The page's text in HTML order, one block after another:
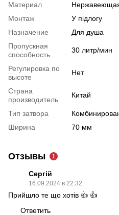
Материал
Монтаж
У підлогу
Назначение
Для душа
Пропускная
способность
30 литр/мин
Регулировка по
высоте
Нет
Страна
производитель
Китай
Тип затвора
Ширина
70 мм
Отзывы 1
Сергій
16.09.2024 в 22:32
Прийшло те що хотів 👍 👍
Ответить